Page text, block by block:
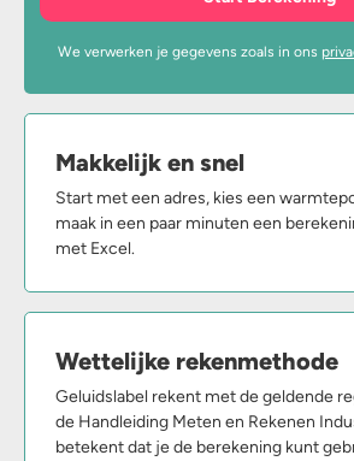
Makkelijk en snel
Start met een adres, kies een
maak in een paar minuten een
met Excel.
We verwerken je gegevens zoals in ons
Wettelijke rekenmethode
Geluidslabel rekent met de geldende
de Handleiding Meten en Rekenen
betekent dat je de berekening kunt